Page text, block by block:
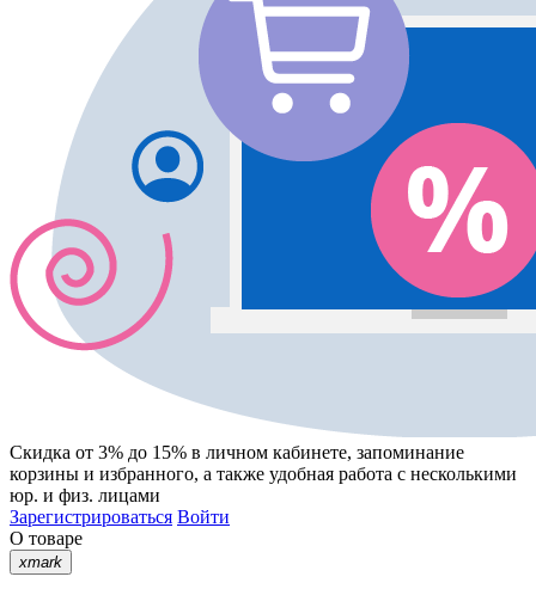
Скидка от 3% до 15% в личном кабинете, запоминание
корзины и избранного, а также удобная работа с несколькими
юр. и физ. лицами
Зарегистрироваться Войти
О товаре
xmark